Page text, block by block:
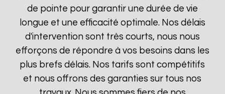
de pointe pour garantir une durée de vie
longue et une efficacité optimale. Nos délais
d'intervention sont très courts, nous nous
efforçons de répondre à vos besoins dans les
plus brefs délais. Nos tarifs sont compétitifs
et nous offrons des garanties sur tous nos